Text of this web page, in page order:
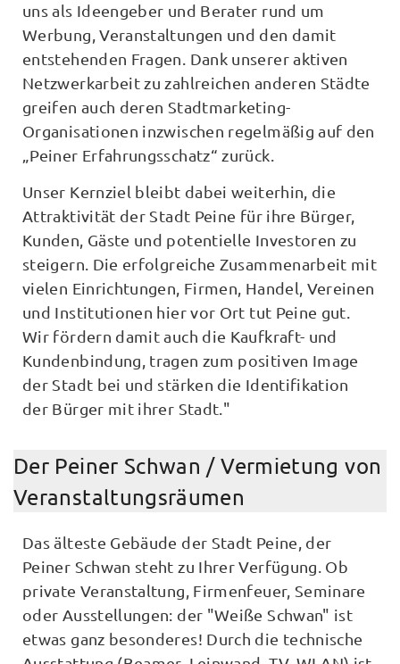
uns als Ideengeber und Berater rund um
Werbung, Veranstaltungen und den damit
entstehenden Fragen. Dank unserer aktiven
Netzwerkarbeit zu zahlreichen anderen Städte
greifen auch deren Stadtmarketing-
Organisationen inzwischen regelmäßig auf den
„Peiner Erfahrungsschatz“ zurück.
Unser Kernziel bleibt dabei weiterhin, die
Attraktivität der Stadt Peine für ihre Bürger,
Kunden, Gäste und potentielle Investoren zu
steigern. Die erfolgreiche Zusammenarbeit mit
vielen Einrichtungen, Firmen, Handel, Vereinen
und Institutionen hier vor Ort tut Peine gut.
Wir fördern damit auch die Kaufkraft- und
Kundenbindung, tragen zum positiven Image
der Stadt bei und stärken die Identifikation
der Bürger mit ihrer Stadt."
Der Peiner Schwan / Vermietung von
Veranstaltungsräumen
Das älteste Gebäude der Stadt Peine, der
Peiner Schwan steht zu Ihrer Verfügung. Ob
private Veranstaltung, Firmenfeuer, Seminare
oder Ausstellungen: der "Weiße Schwan" ist
etwas ganz besonderes! Durch die technische